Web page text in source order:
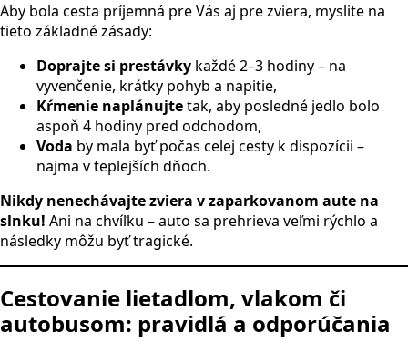
Aby bola cesta príjemná pre Vás aj pre zviera, myslite na
tieto základné zásady:
Doprajte si prestávky každé 2–3 hodiny – na
vyvenčenie, krátky pohyb a napitie,
Kŕmenie naplánujtetak, aby posledné jedlo bolo
aspoň 4 hodiny pred odchodom,
Voda by mala byť počas celej cesty k dispozícii –
najmä v teplejších dňoch.
Nikdy nenechávajte zviera v zaparkovanom aute na
slnku! Ani na chvíľku – auto sa prehrieva veľmi rýchlo a
následky môžu byť tragické.
Cestovanie lietadlom, vlakom či
autobusom: pravidlá a odporúčania